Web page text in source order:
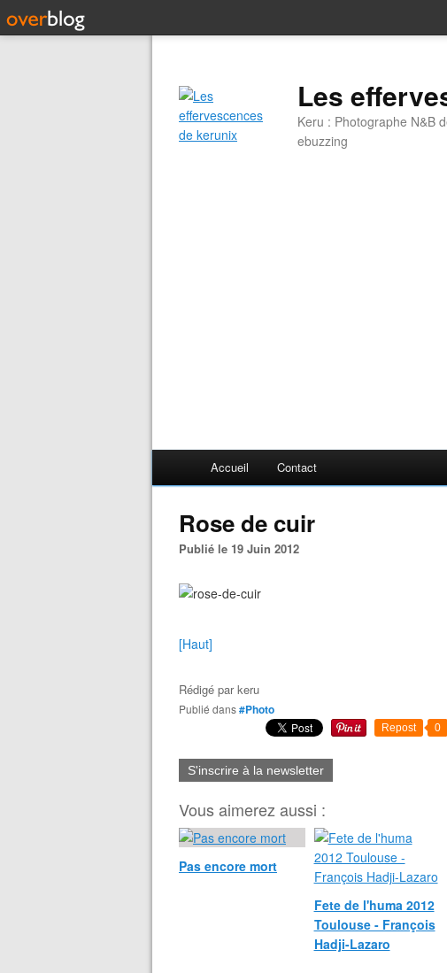
Les
Keru : Photographe N&B
ebuzzing
Accueil Contact
Rose de cuir
Publié le 19 Juin 2012
[Haut]
Rédigé parkeru
Publié dans#Photo
Repost 0
S'inscrire à la newsletter
Vous aimerez aussi :
Pas encore mort
Fete de l'huma 2012
Toulouse - François
Hadji-Lazaro